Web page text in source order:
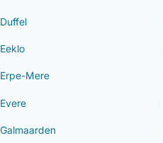
Duffel
Eeklo
Erpe-Mere
Evere
Galmaarden